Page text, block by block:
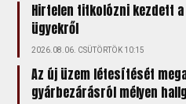
Hirtelen titkolózni kezdett a
ügyekről
2026.08.06. CSÜTÖRTÖK 10:15
Az új üzem létesítését
gyárbezárásról mélyen